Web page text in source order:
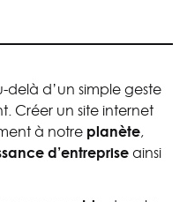
d’un simple geste
Créer un site internet
à notre planète,
d’entrepriseainsi